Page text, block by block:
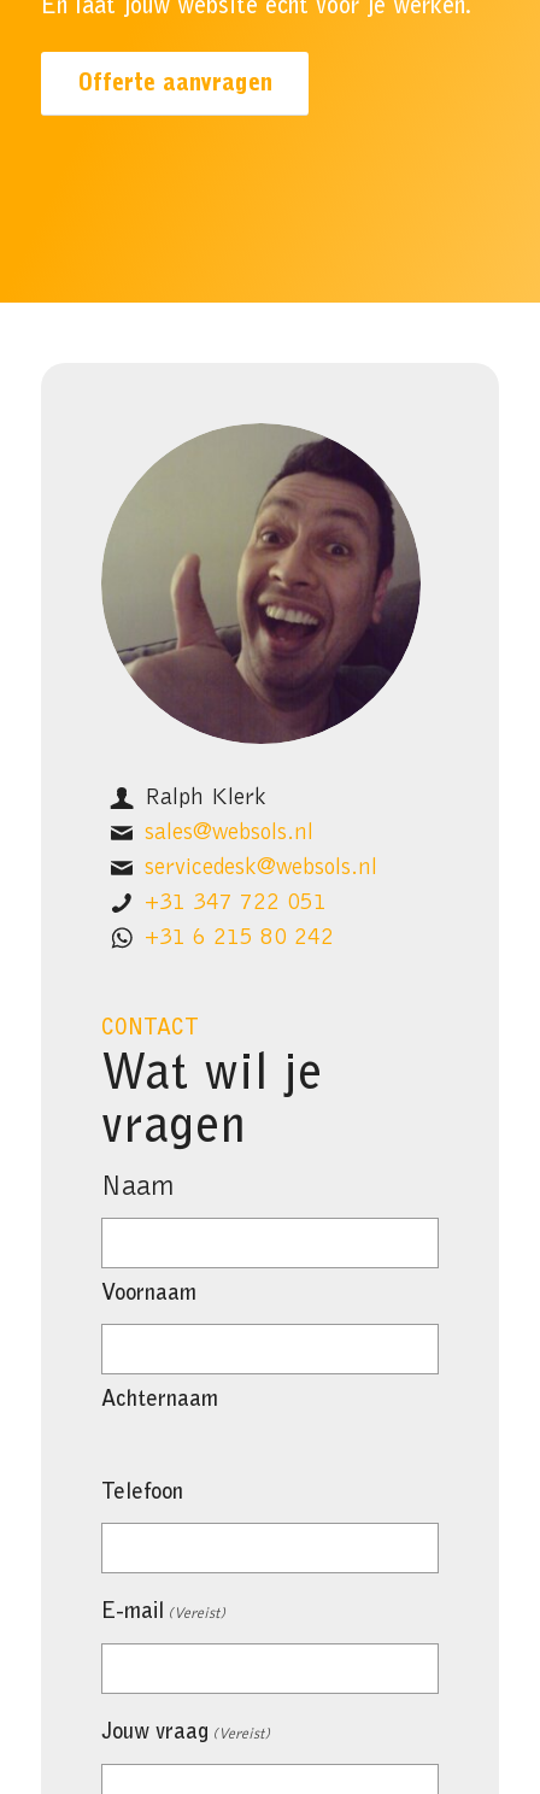
En laat jouw website echt voor je werken.
Offerte aanvragen
Ralph Klerk
sales@websols.nl
servicedesk@websols.nl
+31 347 722 051
+31 6 215 80 242
CONTACT
Wat wil je
vragen
Naam
Voornaam
Achternaam
Telefoon
E-mail (Vereist)
Jouw vraag (Vereist)